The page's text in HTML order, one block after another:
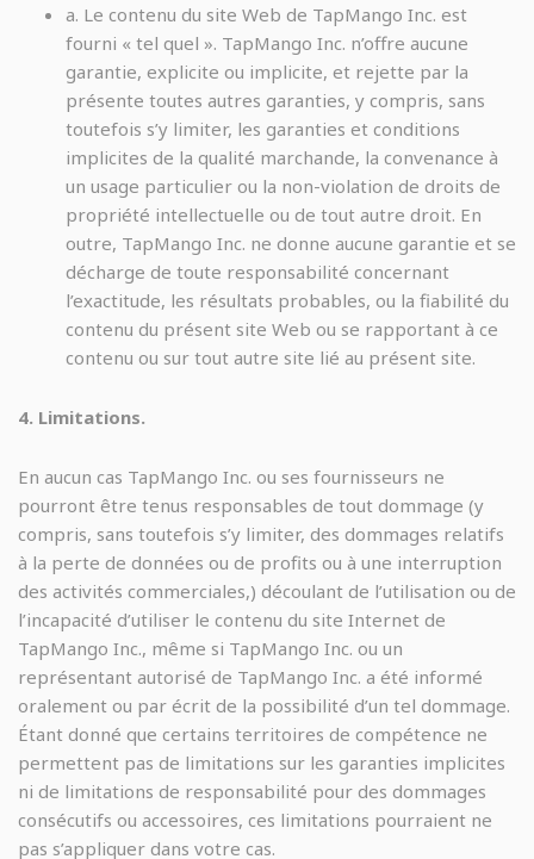
a. Le contenu du site Web de TapMango Inc. est
fourni « tel quel ». TapMango Inc. n’offre aucune
garantie, explicite ou implicite, et rejette par la
présente toutes autres garanties, y compris, sans
toutefois s’y limiter, les garanties et conditions
implicites de la qualité marchande, la convenance à
un usage particulier ou la non-violation de droits de
propriété intellectuelle ou de tout autre droit. En
outre, TapMango Inc. ne donne aucune garantie et se
décharge de toute responsabilité concernant
l’exactitude, les résultats probables, ou la fiabilité du
contenu du présent site Web ou se rapportant à ce
contenu ou sur tout autre site lié au présent site.
4. Limitations.
En aucun cas TapMango Inc. ou ses fournisseurs ne
pourront être tenus responsables de tout dommage (y
compris, sans toutefois s’y limiter, des dommages relatifs
à la perte de données ou de profits ou à une interruption
des activités commerciales,) découlant de l’utilisation ou de
l’incapacité d’utiliser le contenu du site Internet de
TapMango Inc., même si TapMango Inc. ou un
représentant autorisé de TapMango Inc. a été informé
oralement ou par écrit de la possibilité d’un tel dommage.
Étant donné que certains territoires de compétence ne
permettent pas de limitations sur les garanties implicites
ni de limitations de responsabilité pour des dommages
consécutifs ou accessoires, ces limitations pourraient ne
pas s’appliquer dans votre cas.